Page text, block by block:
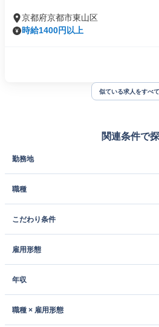
京都府京都市東山区
時給1400円以上
似ている求人をすべ
関連条件で
勤務地
職種
こだわり条件
雇用形態
年収
職種 × 雇用形態